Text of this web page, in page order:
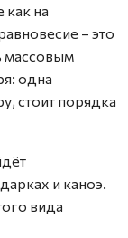
как на
– это
массовым
одна
стоит порядка
и каноэ.
вида